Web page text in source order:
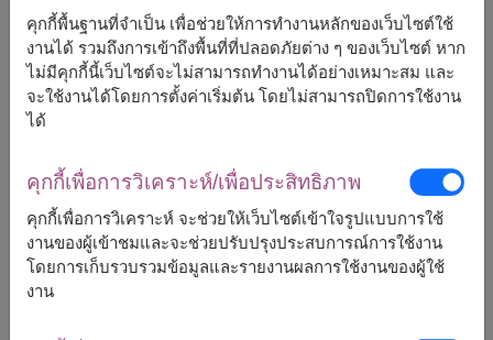
ยังเกอร์ ฟาร์ม กราโนล่า 225 กรัม
น้ำตาลมิตรผล คอฟฟี่ชูการ์ 240 กรัม (8 กรัม x 30
ซอง)
ยูซีซี เดอะเบลนด์ กาแฟสำเร็จรูป 20 กรัม (2 กรัม x 10
ซอง)
เบลนอร์มังดี น้ำผลไม้อัดก๊าซ 750 มล.
บราวนี่เฮ้าส์ ขนมบราวนี่แคร็กเกอร์อบกรอบ 45 กรัม
เบเกอร์ ชอยส์ ออริจินอล แครกเกอร์ 140 กรัม
คุกกี้พื้นฐานที่จำเป็น เพื่อช่วยให้การทำงานหลักของเว็บไซต์ใช้
งานได้ รวมถึงการเข้าถึงพื้นที่ที่ปลอดภัยต่าง ๆ ของเว็บไซต์ หาก
ไม่มีคุกกี้นี้เว็บไซต์จะไม่สามารถทำงานได้อย่างเหมาะสม และ
จะใช้งานได้โดยการตั้งค่าเริ่มต้น โดยไม่สามารถปิดการใช้งาน
ได้
คุกกี้เพื่อการวิเคราะห์/เพื่อประสิทธิภาพ
คุกกี้เพื่อการวิเคราะห์ จะช่วยให้เว็บไซต์เข้าใจรูปแบบการใช้
งานของผู้เข้าชมและจะช่วยปรับปรุงประสบการณ์การใช้งาน
โดยการเก็บรวบรวมข้อมูลและรายงานผลการใช้งานของผู้ใช้
งาน